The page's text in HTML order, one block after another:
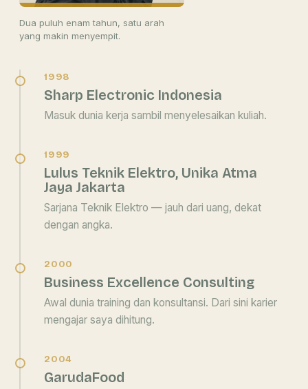
Dua puluh enam tahun, satu arah
yang makin menyempit.
1998
Sharp Electronic Indonesia
Masuk dunia kerja sambil menyelesaikan kuliah.
1999
Lulus Teknik Elektro, Unika Atma
Jaya Jakarta
Sarjana Teknik Elektro — jauh dari uang, dekat
dengan angka.
2000
Business Excellence Consulting
Awal dunia training dan konsultansi. Dari sini karier
mengajar saya dihitung.
2004
GarudaFood